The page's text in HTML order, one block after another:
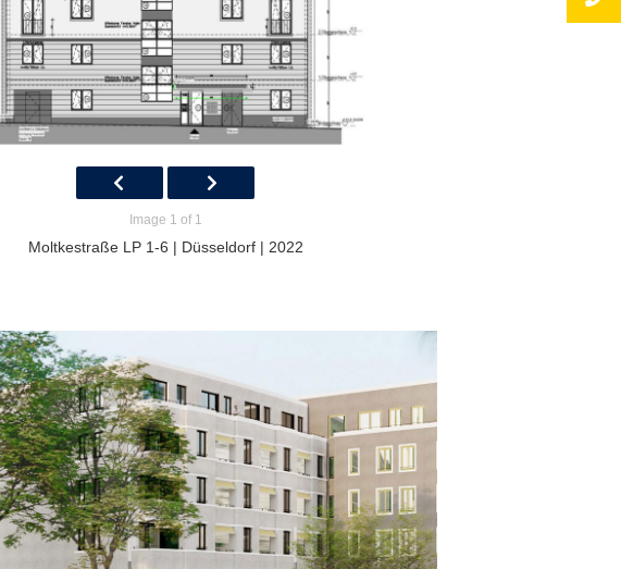
Image 1 of 1
Moltkestraße LP 1-6 | Düsseldorf | 2022